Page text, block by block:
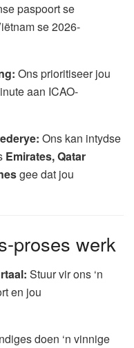
paspoort se
se 2026-
Ons prioritiseer jou
aan ICAO-
Ons kan intydse
Emirates, Qatar
gee dat jou
proses werk
Stuur vir ons ‘n
en jou
doen ‘n vinnige